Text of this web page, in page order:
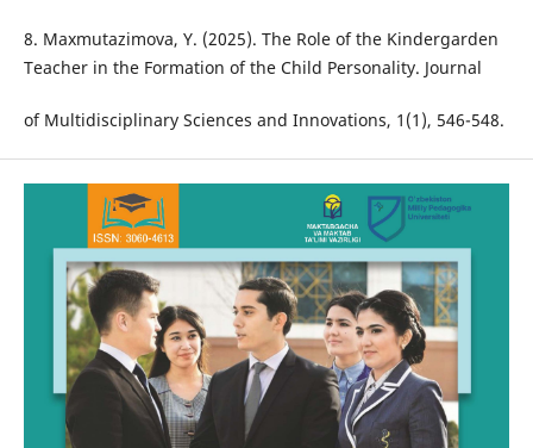
8. Maxmutazimova, Y. (2025). The Role of the Kindergarden
Teacher in the Formation of the Child Personality. Journal
of Multidisciplinary Sciences and Innovations, 1(1), 546-548.